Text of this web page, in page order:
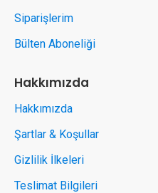
Siparişlerim
Bülten Aboneliği
Hakkımızda
Hakkımızda
Şartlar & Koşullar
Gizlilik İlkeleri
Teslimat Bilgileri